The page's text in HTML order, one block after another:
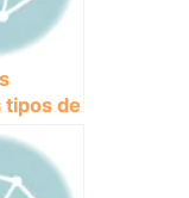
de
y